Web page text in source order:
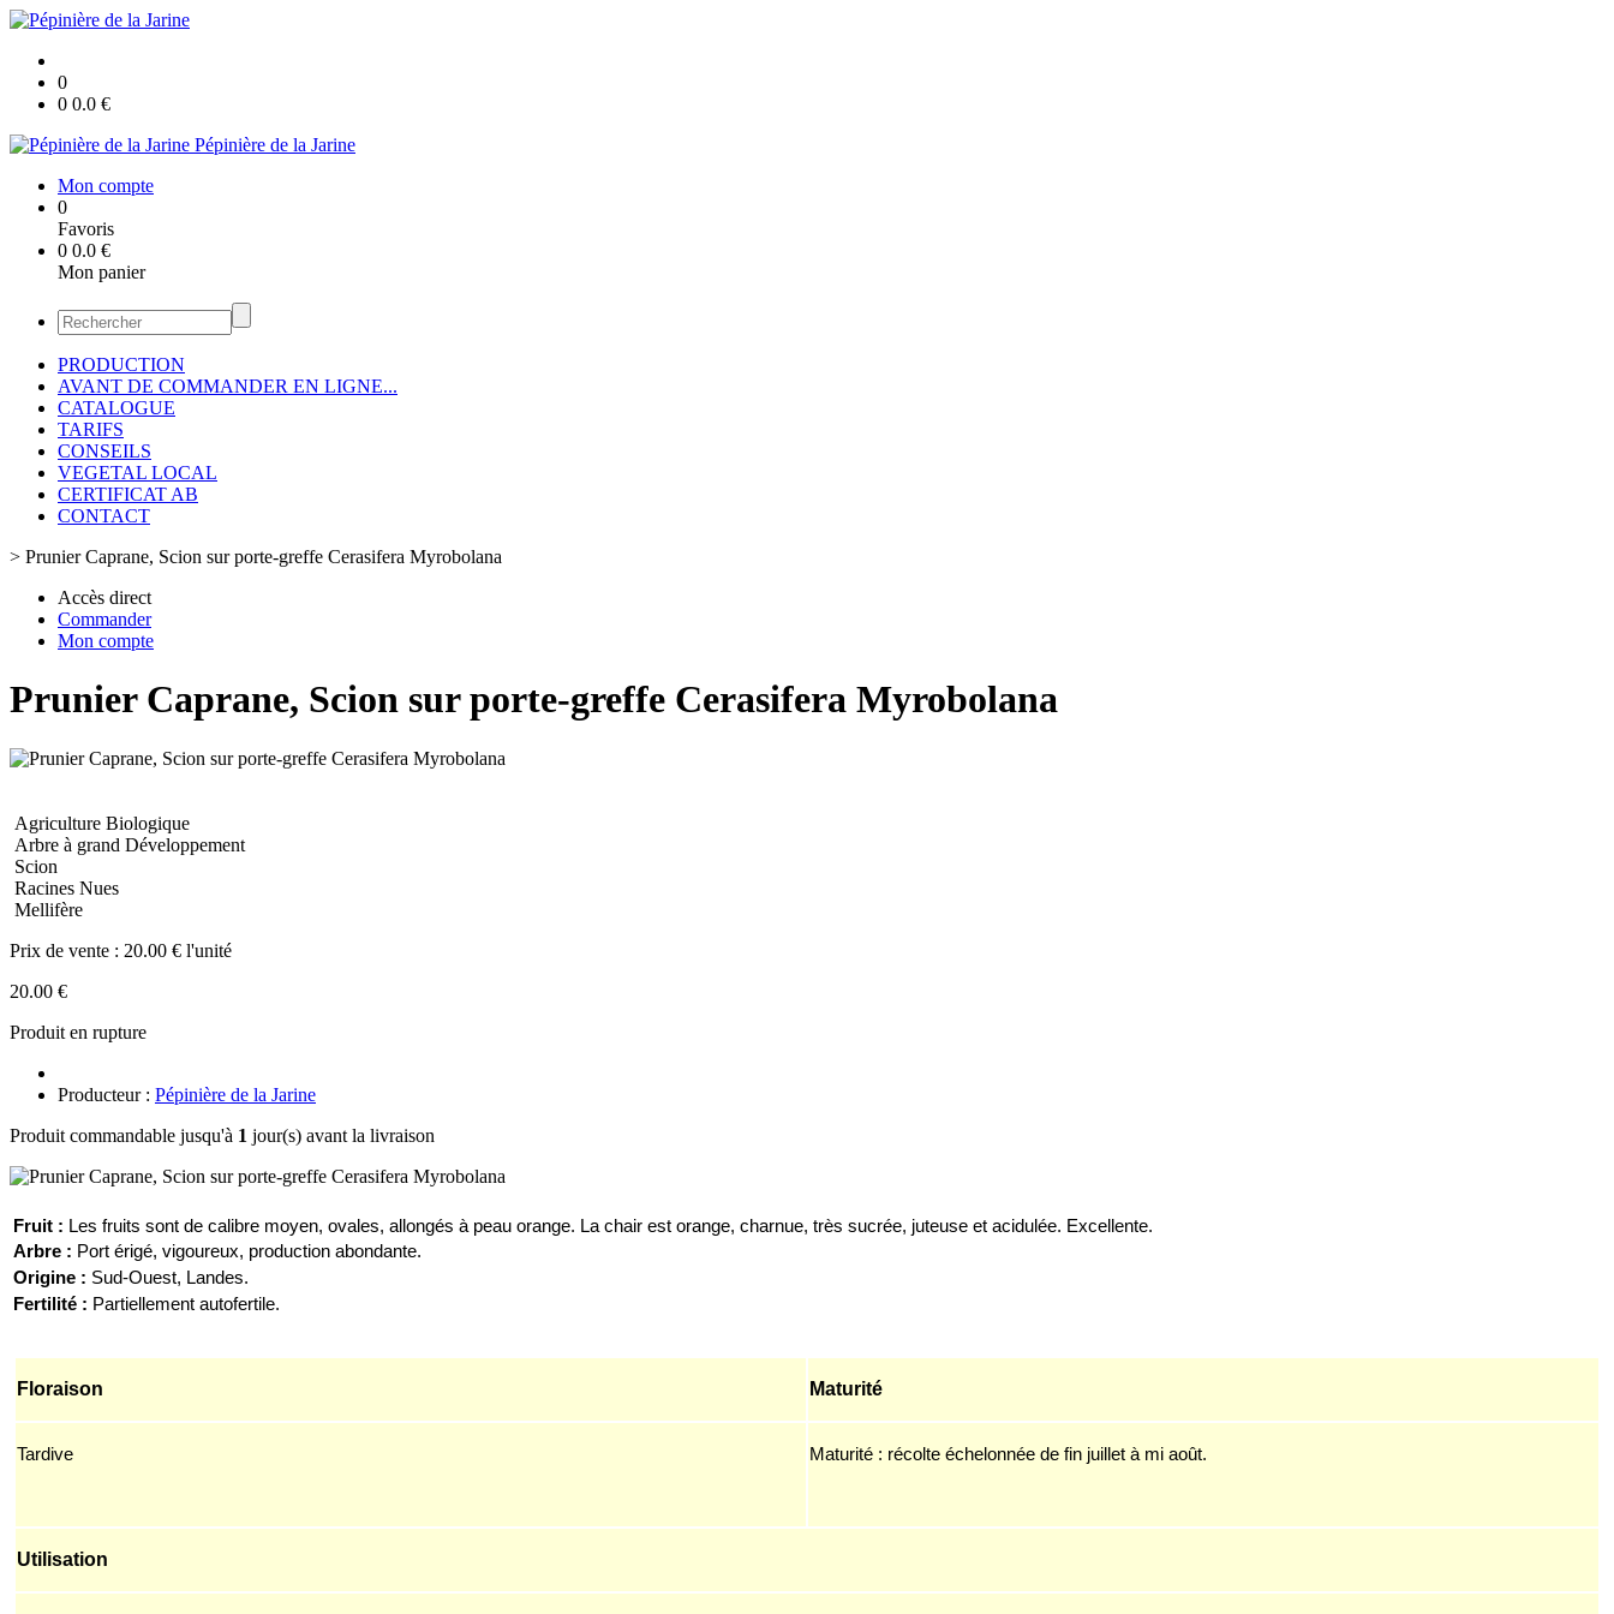
0
0 0.0 €
Pépinière de la Jarine
Mon compte
0
Favoris
0 0.0 €
Mon panier
PRODUCTION
AVANT DE COMMANDER EN LIGNE...
CATALOGUE
TARIFS
CONSEILS
VEGETAL LOCAL
CERTIFICAT AB
CONTACT
> Prunier Caprane, Scion sur porte-greffe Cerasifera Myrobolana
Accès direct
Commander
Mon compte
Prunier Caprane, Scion sur porte-greffe Cerasifera Myrobolana
Agriculture Biologique
Arbre à grand Développement
Scion
Racines Nues
Mellifère
Prix de vente : 20.00 € l'unité
20.00 €
Produit en rupture
Producteur : Pépinière de la Jarine
Produit commandable jusqu'à 1 jour(s) avant la livraison
Fruit : Les fruits sont de calibre moyen, ovales, allongés à peau orange. La chair est orange, charnue, très sucrée, juteuse et acidulée. Excellente.
Arbre : Port érigé, vigoureux, production abondante.
Origine : Sud-Ouest, Landes.
Fertilité : Partiellement autofertile.
Floraison Maturité
Tardive Maturité : récolte échelonnée de fin juillet à mi août.
Utilisation